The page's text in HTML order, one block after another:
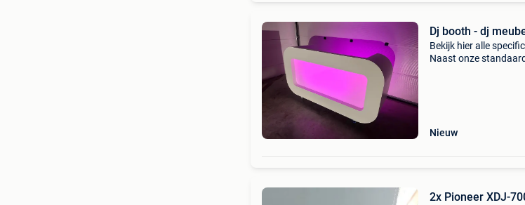
Dj booth - dj
Bekijk hier alle
Naast onze
Nieuw
2x Pioneer XDJ-